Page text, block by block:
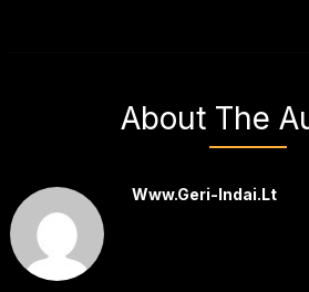
About The
Www.geri-Indai.lt